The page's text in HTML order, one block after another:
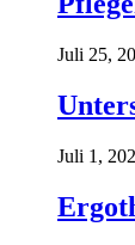
Juli 25,
Juli 1,